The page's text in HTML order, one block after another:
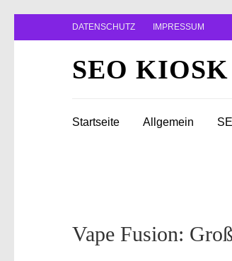
Inhalt
DATENSCHUTZ IMPRESSUM
SEO KIOSK
Startseite Allgemein
Vape Fusion: